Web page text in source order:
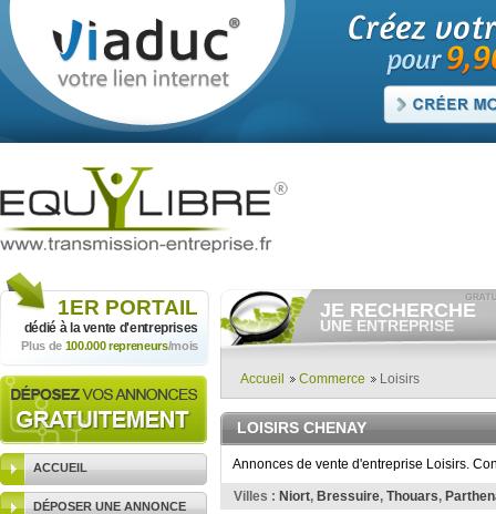
1ER PORTAIL
dédié à la vente d'entreprises
Plus de 100.000 repreneurs/mois
ACCUEIL
DÉPOSER UNE ANNONCE
JE RECHERCHE
UNE ENTREPRISE
Consulter gratuitementles
vendre.
Et/ou déposergratuitement
votre recherche d'entreprise.
RECHERCHER UNE
ANNONCE
Accueil Commerce Loisirs
LOISIRS CHENAY
Annonces de vente d'entreprise Loisirs.
Villes : Niort, Bressuire, Thouars,